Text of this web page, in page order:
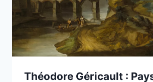
Théodore Géricault :